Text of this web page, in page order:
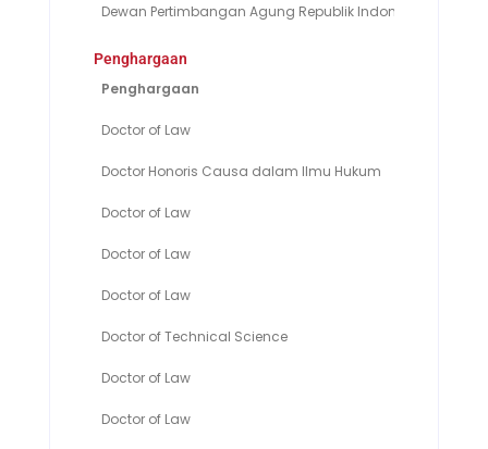
Dewan Pertimbangan Agung Republik Indonesia
Penghargaan
Penghargaan
Doctor of Law
Doctor Honoris Causa dalam Ilmu Hukum
Doctor of Law
Doctor of Law
Doctor of Law
Doctor of Technical Science
Doctor of Law
Doctor of Law